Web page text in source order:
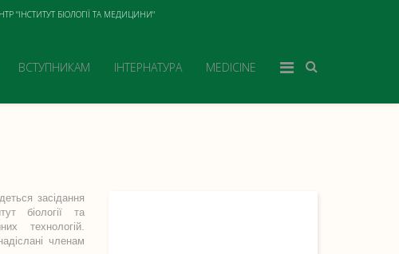
"ІНСТИТУТ БІОЛОГІЇ ТА МЕДИЦИНИ"
ВСТУПНИКАМ ІНТЕРНАТУРА MEDICINE
засідання
біології та
технологій.
членам